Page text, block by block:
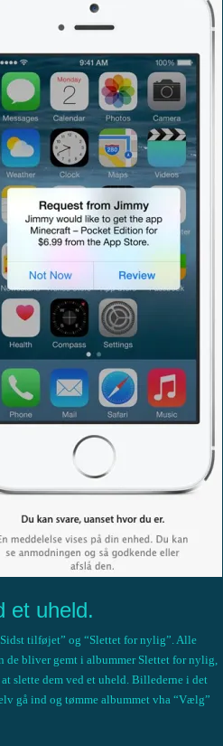
et uheld.
tilføjet” og “Slettet for nylig”. Alle
bliver gemt i albummer Slettet for nylig,
slette dem ved et uheld. Billederne i det
gå ind og tømme albummet vha “Vælg”